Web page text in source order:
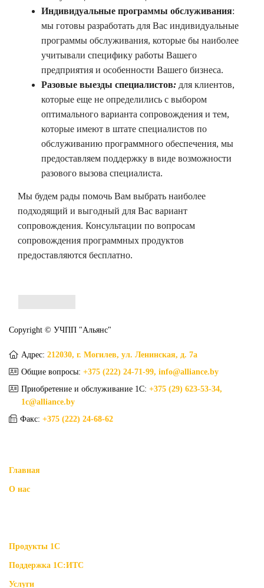
Индивидуальные программы обслуживания:
мы готовы разработать для Вас индивидуальные
программы обслуживания, которые бы наиболее
учитывали специфику работы Вашего
предприятия и особенности Вашего бизнеса.
Разовые выезды специалистов: для клиентов,
которые еще не определились с выбором
оптимального варианта сопровождения и тем,
которые имеют в штате специалистов по
обслуживанию программного обеспечения, мы
предоставляем поддержку в виде возможности
разового вызова специалиста.
Мы будем рады помочь Вам выбрать наиболее
подходящий и выгодный для Вас вариант
сопровождения. Консультации по вопросам
сопровождения программных продуктов
предоставляются бесплатно.
Copyright © УЧПП "Альянс"
Адрес: 212030, г. Могилев, ул. Ленинская, д. 7а
Общие вопросы: +375 (222) 24-71-99, info@alliance.by
Приобретение и обслуживание 1С: +375 (29) 623-53-34,
1c@alliance.by
Факс: +375 (222) 24-68-62
Главная
О нас
Продукты 1С
Поддержка 1С:ИТС
Услуги